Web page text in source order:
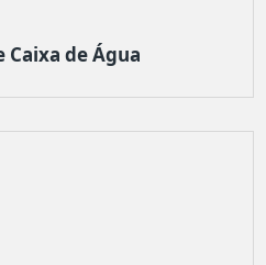
Caixa de Água